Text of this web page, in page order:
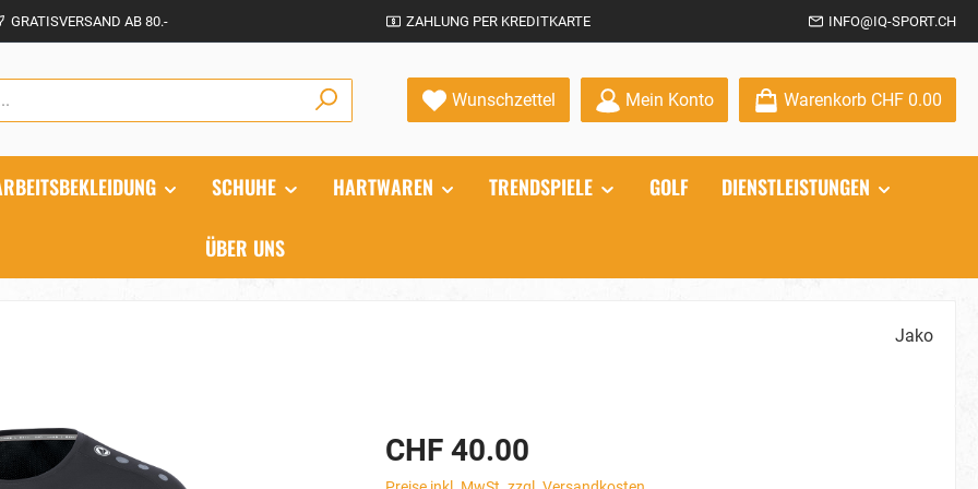
GRATISVERSAND AB 80.- ZAHLUNG PER KREDITKARTE INFO@IQ-SPORT.CH
Wunschzettel Du hast 0 Produkte auf dem Merkzettel
Mein Konto Warenkorb CHF 0.00
SCHUHE HARTWAREN TRENDSPIELE GOLF DIENSTLEISTUNGEN
ÜBER UNS
Jako
CHF 40.00